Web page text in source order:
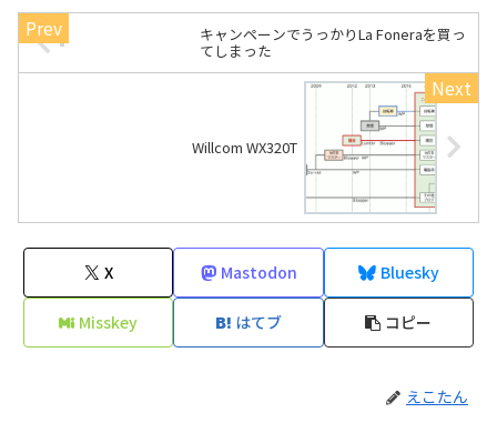
キャンペーンでうっかりLa Foneraを買っ
てしまった
Willcom WX320T
X Mastodon Bluesky
Misskey はてブ コピー
えこたん